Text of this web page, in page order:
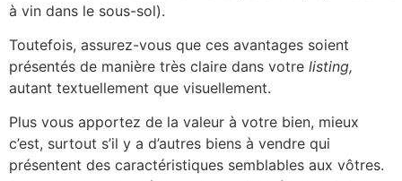
à vin dans le sous-sol).
Toutefois, assurez-vous que ces avantages soient
présentés de manière très claire dans votre listing,
autant textuellement que visuellement.
Plus vous apportez de la valeur à votre bien, mieux
c’est, surtout s’il y a d’autres biens à vendre qui
présentent des caractéristiques semblables aux vôtres.